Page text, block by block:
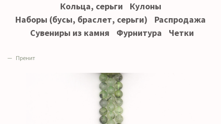
Кольца, серьги
Кулоны
Наборы (бусы, браслет, серьги)
Распродажа
Сувениры из камня
Фурнитура Четки
Пренит